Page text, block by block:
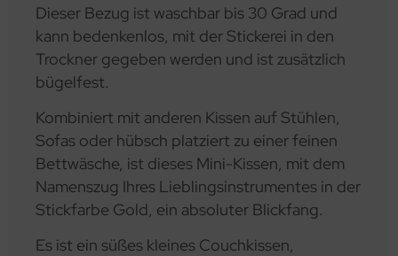
Dieser Bezug ist waschbar bis 30 Grad und
kann bedenkenlos, mit der Stickerei in den
Trockner gegeben werden und ist zusätzlich
bügelfest.
Kombiniert mit anderen Kissen auf Stühlen,
Sofas oder hübsch platziert zu einer feinen
Bettwäsche, ist dieses Mini-Kissen, mit dem
Namenszug Ihres Lieblingsinstrumentes in der
Stickfarbe Gold, ein absoluter Blickfang.
Es ist ein süßes kleines Couchkissen,